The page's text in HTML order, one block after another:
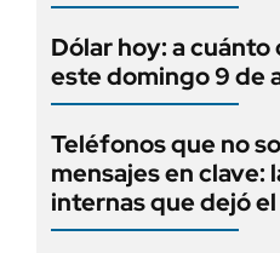
Dólar hoy: a cuánto
este domingo 9 de
Teléfonos que no
mensajes en clave:
internas que dejó